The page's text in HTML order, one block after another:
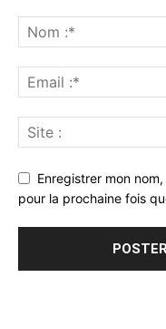
Enregistrer mon
pour la prochaine fois